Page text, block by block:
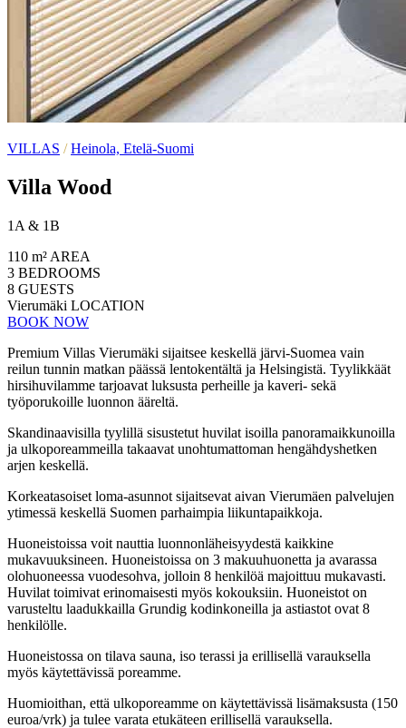
VILLAS /Heinola, Etelä-Suomi
Villa Wood
1A & 1B
110 m² AREA
3 BEDROOMS
8 GUESTS
Vierumäki LOCATION
BOOK NOW
Premium Villas Vierumäki sijaitsee keskellä järvi-Suomea vain
reilun tunnin matkan päässä lentokentältä ja Helsingistä. Tyylikkäät
hirsihuvilamme tarjoavat luksusta perheille ja kaveri- sekä
työporukoille luonnon ääreltä.
Skandinaavisilla tyylillä sisustetut huvilat isoilla panoramaikkunoilla
ja ulkoporeammeilla takaavat unohtumattoman hengähdyshetken
arjen keskellä.
Korkeatasoiset loma-asunnot sijaitsevat aivan Vierumäen palvelujen
ytimessä keskellä Suomen parhaimpia liikuntapaikkoja.
Huoneistoissa voit nauttia luonnonläheisyydestä kaikkine
mukavuuksineen. Huoneistoissa on 3 makuuhuonetta ja avarassa
olohuoneessa vuodesohva, jolloin 8 henkilöä majoittuu mukavasti.
Huvilat toimivat erinomaisesti myös kokouksiin. Huoneistot on
varusteltu laadukkailla Grundig kodinkoneilla ja astiastot ovat 8
henkilölle.
Huoneistossa on tilava sauna, iso terassi ja erillisellä varauksella
myös käytettävissä poreamme.
Huomioithan, että ulkoporeamme on käytettävissä lisämaksusta (150
euroa/vrk) ja tulee varata etukäteen erillisellä varauksella.